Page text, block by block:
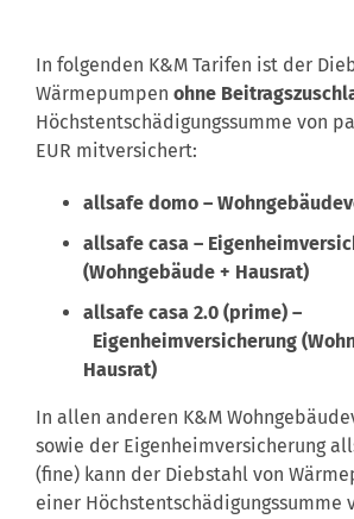
In folgenden K&M Tarifen ist der
Wärmepumpen ohne
Höchstentschädigungssumme von
EUR mitversichert:
allsafe domo –
allsafe casa –
(Wohngebäude + Hausrat)
allsafe casa 2.0 (prime) –
Eigenheimversicherung
Hausrat)
In allen anderen K&M
sowie der Eigenheimversicherung
(fine) kann der Diebstahl von
einer Höchstentschädigungssumme